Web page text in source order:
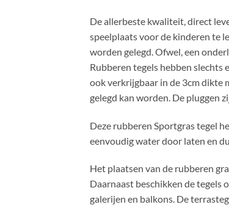
De allerbeste kwaliteit, direct
speelplaats voor de kinderen te
worden gelegd. Ofwel, een
Rubberen tegels hebben slechts
ook verkrijgbaar in de 3cm dikte
gelegd kan worden. De pluggen
Deze rubberen Sportgras tegel
eenvoudig water door laten en
Het plaatsen van de rubberen
Daarnaast beschikken de tegels
galerijen en balkons. De